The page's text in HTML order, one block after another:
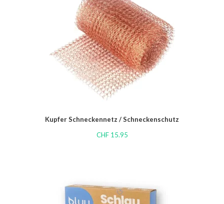
Kupfer Schneckennetz / Schneckenschutz
CHF15.95